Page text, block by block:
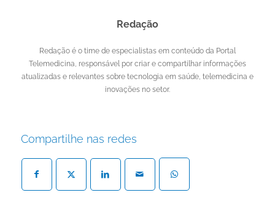
Redação
Redação é o time de especialistas em conteúdo da Portal
Telemedicina, responsável por criar e compartilhar informações
atualizadas e relevantes sobre tecnologia em saúde, telemedicina e
inovações no setor.
Compartilhe nas redes